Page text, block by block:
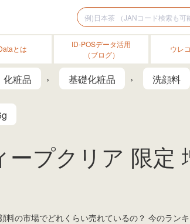
とは
ID-POSデータ活用
（ブログ）
ウレ
化粧品 基礎化粧品 洗顔料
プクリア 限定
料の市場でどれくらい売れているの？ 今のラ